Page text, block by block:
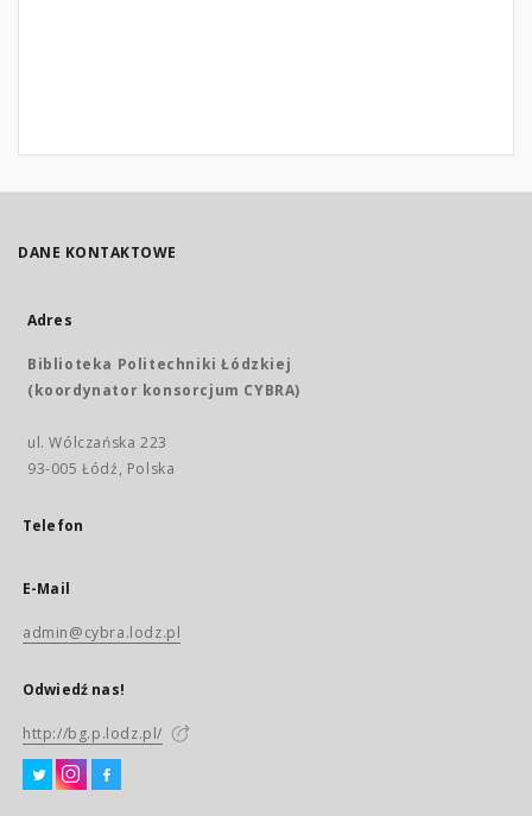
DANE KONTAKTOWE
Adres
Biblioteka Politechniki Łódzkiej
(koordynator konsorcjum CYBRA)
ul. Wólczańska 223
93-005 Łódź, Polska
Telefon
E-Mail
admin@cybra.lodz.pl
Odwiedź nas!
http://bg.p.lodz.pl/